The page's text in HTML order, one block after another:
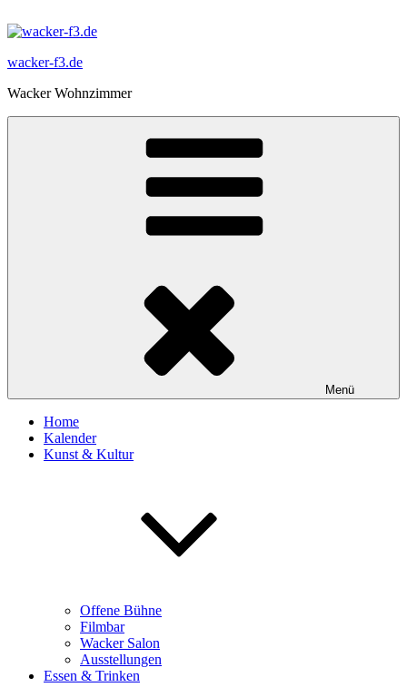
Inhalt
wacker-f3.de
Wacker Wohnzimmer
Menü
Home
Kalender
Kunst & Kultur
Offene Bühne
Filmbar
Wacker Salon
Ausstellungen
Essen & Trinken